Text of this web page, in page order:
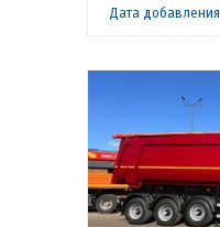
Дата добавления